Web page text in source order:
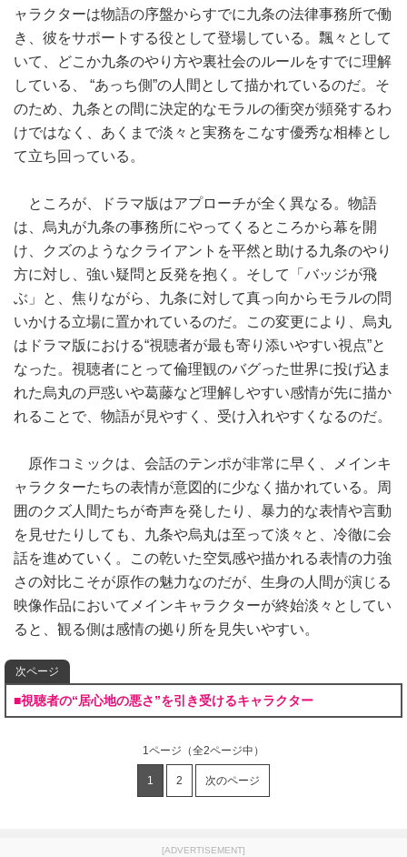
ャラクターは物語の序盤からすでに九条の法律事務所で働
き、彼をサポートする役として登場している。飄々として
いて、どこか九条のやり方や裏社会のルールをすでに理解
している、 “あっち側”の人間として描かれているのだ。そ
のため、九条との間に決定的なモラルの衝突が頻発するわ
けではなく、あくまで淡々と実務をこなす優秀な相棒とし
て立ち回っている。
ところが、ドラマ版はアプローチが全く異なる。物語
は、烏丸が九条の事務所にやってくるところから幕を開
け、クズのようなクライアントを平然と助ける九条のやり
方に対し、強い疑問と反発を抱く。そして「バッジが飛
ぶ」と、焦りながら、九条に対して真っ向からモラルの問
いかける立場に置かれているのだ。この変更により、烏丸
はドラマ版における“視聴者が最も寄り添いやすい視点”と
なった。視聴者にとって倫理観のバグった世界に投げ込ま
れた烏丸の戸惑いや葛藤など理解しやすい感情が先に描か
れることで、物語が見やすく、受け入れやすくなるのだ。
原作コミックは、会話のテンポが非常に早く、メインキ
ャラクターたちの表情が意図的に少なく描かれている。周
囲のクズ人間たちが奇声を発したり、暴力的な表情や言動
を見せたりしても、九条や烏丸は至って淡々と、冷徹に会
話を進めていく。この乾いた空気感や描かれる表情の力強
さの対比こそが原作の魅力なのだが、生身の人間が演じる
映像作品においてメインキャラクターが終始淡々としてい
ると、観る側は感情の拠り所を見失いやすい。
次ページ
■視聴者の“居心地の悪さ”を引き受けるキャラクター
1ページ （全2ページ中）
1 2 次のページ
[ADVERTISEMENT]